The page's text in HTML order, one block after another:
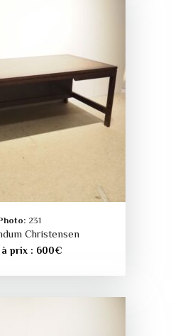
231
Christensen
prix : 600€